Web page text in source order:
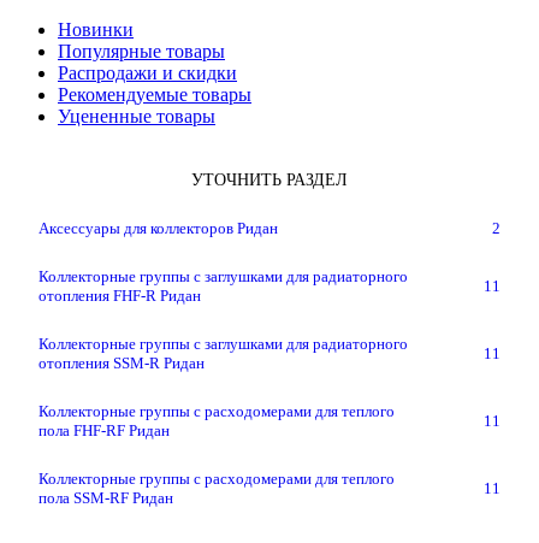
Новинки
Популярные товары
Распродажи и скидки
Рекомендуемые товары
Уцененные товары
УТОЧНИТЬ РАЗДЕЛ
Аксессуары для коллекторов Ридан 2
Коллекторные группы с заглушками для радиаторного
отопления FHF-R Ридан
11
Коллекторные группы с заглушками для радиаторного
отопления SSM-R Ридан
11
Коллекторные группы с расходомерами для теплого
пола FHF-RF Ридан
11
Коллекторные группы с расходомерами для теплого
пола SSM-RF Ридан
11